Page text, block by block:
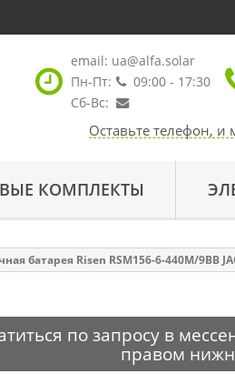
email: ua@alfa.solar
Пн-Пт:
09:00 - 17:30
Сб-Вс:
Оставьте телефон,
КОМПЛЕКТЫ
батарея Risen RSM156-6-440M/9ВВ
по запросу в
правом